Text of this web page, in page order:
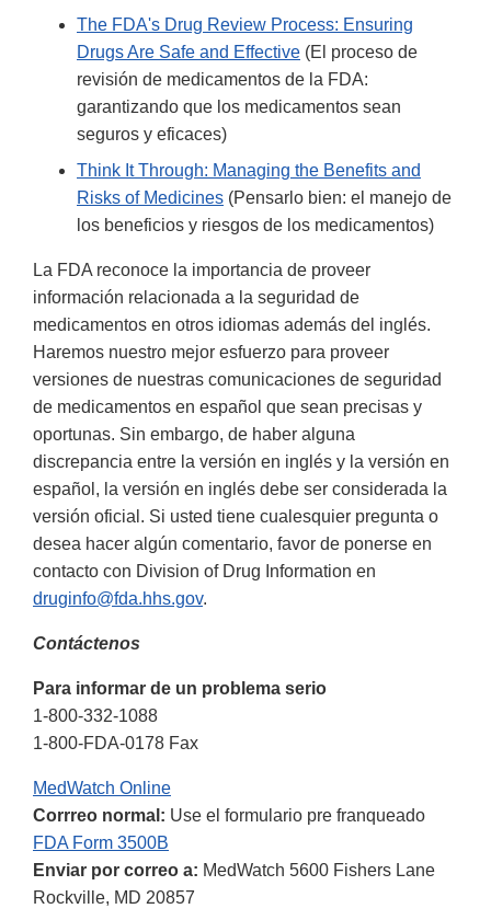
The FDA's Drug Review Process: Ensuring
Drugs Are Safe and Effective (El proceso de
revisión de medicamentos de la FDA:
garantizando que los medicamentos sean
seguros y eficaces)
Think It Through: Managing the Benefits and
Risks of Medicines (Pensarlo bien: el manejo de
los beneficios y riesgos de los medicamentos)
La FDA reconoce la importancia de proveer
información relacionada a la seguridad de
medicamentos en otros idiomas además del inglés.
Haremos nuestro mejor esfuerzo para proveer
versiones de nuestras comunicaciones de seguridad
de medicamentos en español que sean precisas y
oportunas. Sin embargo, de haber alguna
discrepancia entre la versión en inglés y la versión en
español, la versión en inglés debe ser considerada la
versión oficial. Si usted tiene cualesquier pregunta o
desea hacer algún comentario, favor de ponerse en
contacto con Division of Drug Information en
druginfo@fda.hhs.gov.
Contáctenos
Para informar de un problema serio
1-800-332-1088
1-800-FDA-0178 Fax
MedWatch Online
Corrreo normal: Use el formulario pre franqueado
FDA Form 3500B
Enviar por correo a: MedWatch 5600 Fishers Lane
Rockville, MD 20857